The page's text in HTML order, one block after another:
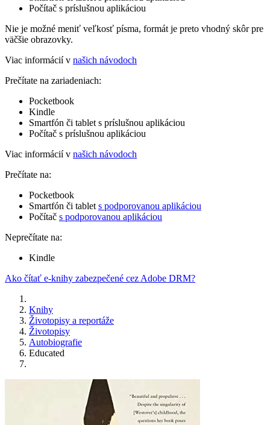
Počítač s príslušnou aplikáciou
Nie je možné meniť veľkosť písma, formát je preto vhodný skôr pre
väčšie obrazovky.
Viac informácií v našich návodoch
Prečítate na zariadeniach:
Pocketbook
Kindle
Smartfón či tablet s príslušnou aplikáciou
Počítač s príslušnou aplikáciou
Viac informácií v našich návodoch
Prečítate na:
Pocketbook
Smartfón či tablet s podporovanou aplikáciou
Počítač s podporovanou aplikáciou
Neprečítate na:
Kindle
Ako čítať e-knihy zabezpečené cez Adobe DRM?
Knihy
Životopisy a reportáže
Životopisy
Autobiografie
Educated